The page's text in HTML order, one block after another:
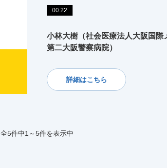
00:22
小林大樹（社会医療法人大阪国
第二大阪警察病院）
詳細はこちら
全5件中1～5件を表示中